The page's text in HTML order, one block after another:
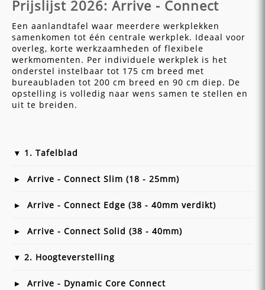
Prijslijst 2026: Arrive - Connect
Een aanlandtafel waar meerdere werkplekken
samenkomen tot één centrale werkplek. Ideaal voor
overleg, korte werkzaamheden of flexibele
werkmomenten. Per individuele werkplek is het
onderstel instelbaar tot 175 cm breed met
bureaubladen tot 200 cm breed en 90 cm diep. De
opstelling is volledig naar wens samen te stellen en
uit te breiden.
1. Tafelblad
Arrive - Connect Slim (18 - 25mm)
Arrive - Connect Edge (38 - 40mm verdikt)
Arrive - Connect Solid (38 - 40mm)
2. Hoogteverstelling
Arrive - Dynamic Core Connect